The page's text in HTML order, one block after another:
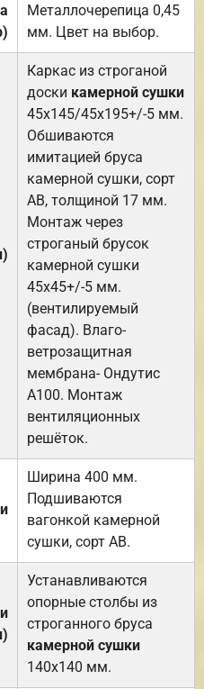
Металлочерепица 0,45
мм. Цвет на выбор.
Каркас из строганой
доски камерной сушки
45х145/45х195+/-5 мм.
Обшиваются
имитацией бруса
камерной сушки, сорт
АВ, толщиной 17 мм.
Монтаж через
строганый брусок
камерной сушки
45х45+/-5 мм.
(вентилируемый
фасад). Влаго-
ветрозащитная
мембрана- Ондутис
А100. Монтаж
вентиляционных
решёток.
Ширина 400 мм.
Подшиваются
вагонкой камерной
сушки, сорт АВ.
Устанавливаются
опорные столбы из
строганного бруса
камерной сушки
140х140 мм.